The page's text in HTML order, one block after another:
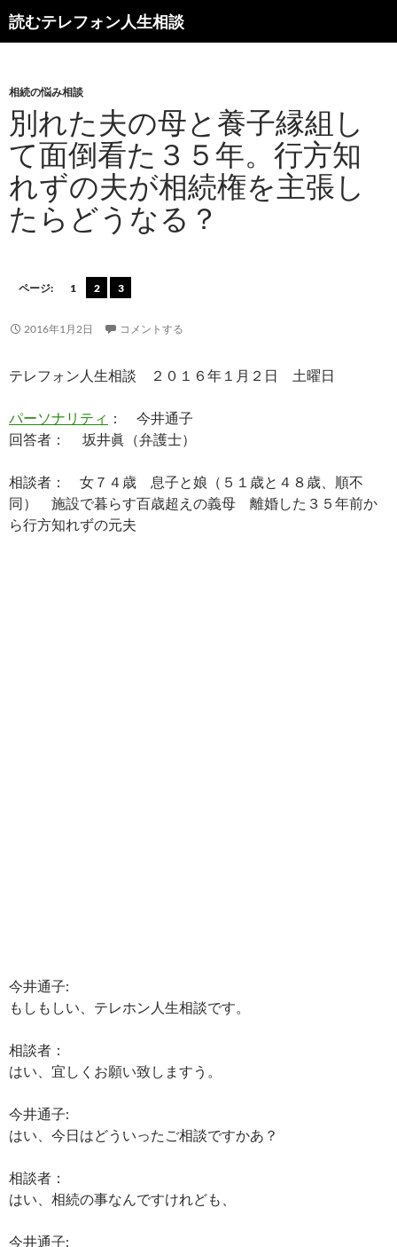
読むテレフォン人生相談
相続の悩み相談
別れた夫の母と養子縁組し
て面倒看た３５年。行方知
れずの夫が相続権を主張し
たらどうなる？
ページ: 1 2 3
2016年1月2日 コメントする
テレフォン人生相談 ２０１６年１月２日 土曜日
パーソナリティ ： 今井通子
回答者： 坂井眞（弁護士）
相談者： 女７４歳 息子と娘（５１歳と４８歳、順不
同） 施設で暮らす百歳超えの義母 離婚した３５年前か
ら行方知れずの元夫
今井通子:
もしもしい、テレホン人生相談です。
相談者：
はい、宜しくお願い致しますう。
今井通子:
はい、今日はどういったご相談ですかあ？
相談者：
はい、相続の事なんですけれども、
今井通子: